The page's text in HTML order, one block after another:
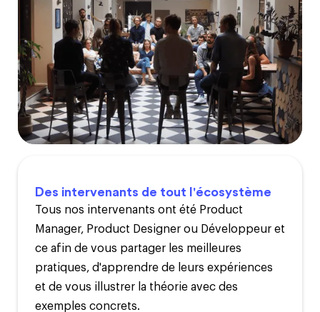
Des intervenants de tout l'écosystème
Tous nos intervenants ont été Product
Manager, Product Designer ou Développeur et
ce afin de vous partager les meilleures
pratiques, d'apprendre de leurs expériences
et de vous illustrer la théorie avec des
exemples concrets.